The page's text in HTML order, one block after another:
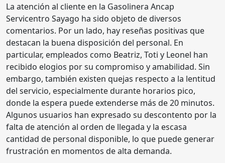
La atención al cliente en la Gasolinera Ancap
Servicentro Sayago ha sido objeto de diversos
comentarios. Por un lado, hay reseñas positivas que
destacan la buena disposición del personal. En
particular, empleados como Beatriz, Toti y Leonel han
recibido elogios por su compromiso y amabilidad. Sin
embargo, también existen quejas respecto a la lentitud
del servicio, especialmente durante horarios pico,
donde la espera puede extenderse más de 20 minutos.
Algunos usuarios han expresado su descontento por la
falta de atención al orden de llegada y la escasa
cantidad de personal disponible, lo que puede generar
frustración en momentos de alta demanda.